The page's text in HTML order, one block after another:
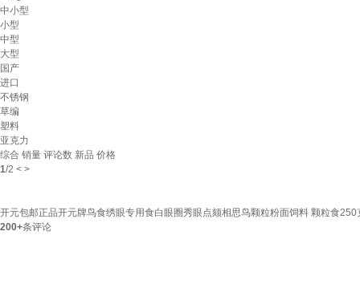
中小型
小型
中型
大型
国产
进口
不锈钢
草编
塑料
亚克力
综合 销量 评论数 新品 价格
1/2 < >
开元包邮正品开元牌鸟食绣眼专用食白眼圈秀眼点颏相思鸟颗粒粉面饲料 颗粒食
200+条评论